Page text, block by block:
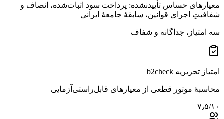
معیارهای حساس تأییدنشده: پرداخت سود اثبات‌شده، انصاف و
شفافیتِ اجرای قوانین، سابقهٔ جامعهٔ ایرانی
سه امتیاز، جداگانه و شفاف
امتیاز تحریریه b2check
محاسبهٔ موتور قطعی از معیارهای قابل‌راستی‌آزمایی
۷٫۵/۱۰